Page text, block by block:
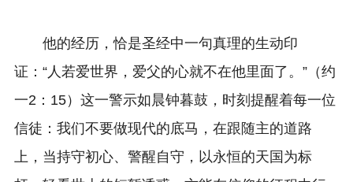
他的经历，恰是圣经中一句真理的生动印
证：“人若爱世界，爱父的心就不在他里面了。”（约
一2：15）这一警示如晨钟暮鼓，时刻提醒着每一位
信徒：我们不要做现代的底马，在跟随主的道路
上，当持守初心、警醒自守，以永恒的天国为标